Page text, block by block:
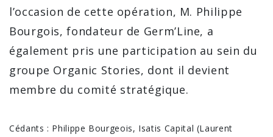
l’occasion de cette opération, M. Philippe
Bourgois, fondateur de Germ’Line, a
également pris une participation au sein du
groupe Organic Stories, dont il devient
membre du comité stratégique.
Cédants : Philippe Bourgeois, Isatis Capital (Laurent